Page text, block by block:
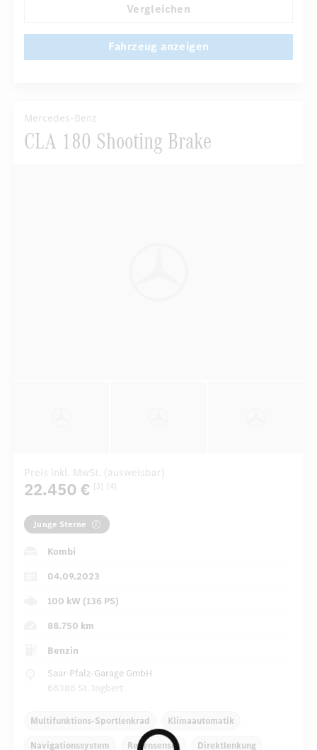
Vergleichen
Fahrzeug anzeigen
Mercedes-Benz
CLA 180 Shooting Brake
Preis inkl. MwSt. (ausweisbar)
22.450 € [3] [4]
Junge Sterne
Kombi
04.09.2023
100 kW (136 PS)
88.750 km
Benzin
Saar-Pfalz-Garage GmbH
66386 St. Ingbert
Multifunktions-Sportlenkrad Klimaautomatik
Navigationssystem Regensensor Direktlenkung